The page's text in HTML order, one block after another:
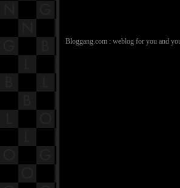
Bloggang.com : weblog for you and